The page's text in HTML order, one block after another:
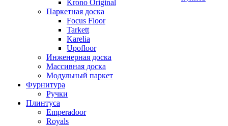
Krono Original
Паркетная доска
Focus Floor
Tarkett
Karelia
Upofloor
Инженерная доска
Массивная доска
Модульный паркет
Фурнитура
Ручки
Плинтуса
Emperadoor
Royals